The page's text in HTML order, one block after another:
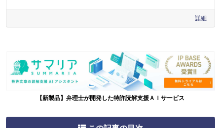
詳細
【新製品】弁理士が開発した特許読解支援ＡＩサービス